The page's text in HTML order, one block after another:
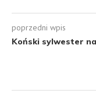
poprzedni wpis
Koński sylwester